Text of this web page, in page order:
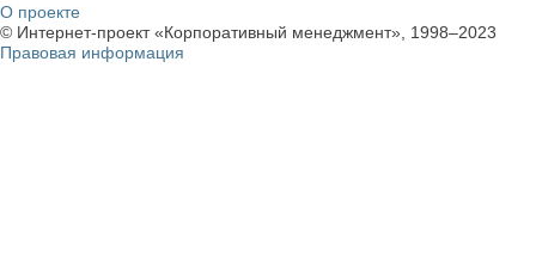
О проекте
© Интернет-проект «Корпоративный менеджмент», 1998–2023
Правовая информация